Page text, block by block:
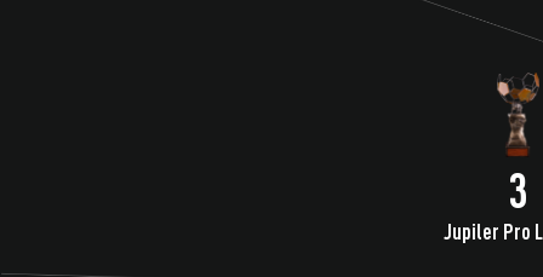
3
Jupiler Pro